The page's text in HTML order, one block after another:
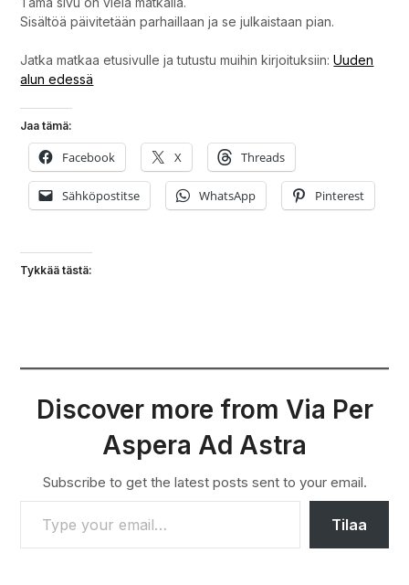
Sisältöä päivitetään parhaillaan ja se julkaistaan pian.
Jatka matkaa etusivulle ja tutustu muihin kirjoituksiin:Uuden
alun edessä
Jaa tämä:
Facebook X Threads
Sähköpostitse WhatsApp Pinterest
Tykkää tästä:
Discover more from Via Per
Aspera Ad Astra
Subscribe to get the latest posts sent to your email.
TYPE YOUR EMAIL…
Tilaa